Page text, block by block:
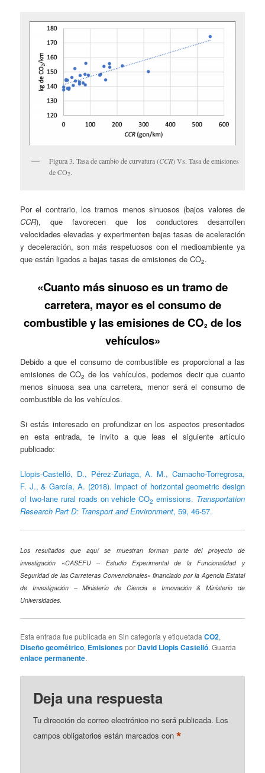
Figura 3. Tasa de cambio de curvatura (CCR) Vs. Tasa de emisiones
de CO2.
Por el contrario, los tramos menos sinuosos (bajos valores de
CCR), que favorecen que los conductores desarrollen
velocidades elevadas y experimenten bajas tasas de aceleración
y deceleración, son más respetuosos con el medioambiente ya
que están ligados a bajas tasas de emisiones de CO2.
«Cuanto más sinuoso es un tramo de
carretera, mayor es el consumo de
combustible y las emisiones de CO2 de los
vehículos»
Debido a que el consumo de combustible es proporcional a las
emisiones de CO2 de los vehículos, podemos decir que cuanto
menos sinuosa sea una carretera, menor será el consumo de
combustible de los vehículos.
Si estás interesado en profundizar en los aspectos presentados
en esta entrada, te invito a que leas el siguiente artículo
publicado:
Llopis-Castelló, D., Pérez-Zuriaga, A. M., Camacho-Torregrosa,
F. J., & García, A. (2018). Impact of horizontal geometric design
of two-lane rural roads on vehicle CO2 emissions. Transportation
Research Part D: Transport and Environment, 59, 46-57.
Los resultados que aquí se muestran forman parte del proyecto de
investigación «CASEFU – Estudio Experimental de la Funcionalidad y
Seguridad de las Carreteras Convencionales» financiado por la Agencia Estatal
de Investigación – Ministerio de Ciencia e Innovación & Ministerio de
Universidades.
Esta entrada fue publicada en Sin categoría y etiquetadaCO2,
Diseño geométrico, Emisionespor David Llopis Castelló. Guarda
enlace permanente.
Deja una respuesta
Tu dirección de correo electrónico no será publicada. Los
campos obligatorios están marcados con*